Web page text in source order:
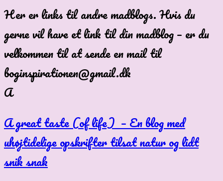
Her er links til andre madblogs. Hvis du
gerne vil have et link til din madblog – er du
velkommen til at sende en mail til
boginspirationen@gmail.dk
A
A great taste (of life) – En blog med
uhøjtidelige opskrifter tilsat natur og lidt
snik snak